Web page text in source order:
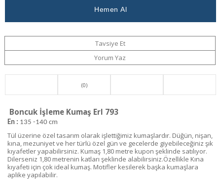
Tavsiye Et
Yorum Yaz
(0)
Boncuk İşleme Kumaş Erl 793
En : 135 -140 cm
Tül üzerine özel tasarım olarak işlettiğimiz kumaşlardır. Düğün, nişan,
kına, mezuniyet ve her türlü özel gün ve gecelerde giyebileceğiniz şık
kıyafetler yapabilirsiniz. Kumaş 1,80 metre kupon şeklinde satılıyor.
Dilerseniz 1,80 metrenin katları şeklinde alabilirsiniz.Özellikle Kına
kıyafeti için çok ideal kumaş. Motifler kesilerek başka kumaşlara
aplike yapılabilir.